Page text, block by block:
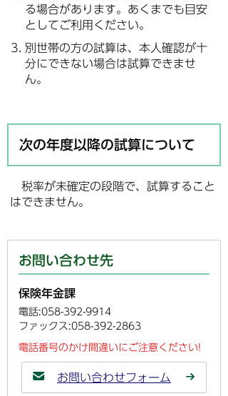
る場合があります。あくまでも目安
としてご利用ください。
別世帯の方の試算は、本人確認が十
分にできない場合は試算できませ
ん。
次の年度以降の試算について
税率が未確定の段階で、試算すること
はできません。
お問い合わせ先
保険年金課
電話:058-392-9914
ファックス:058-392-2863
電話番号のかけ間違いにご注意ください!
お問い合わせフォーム